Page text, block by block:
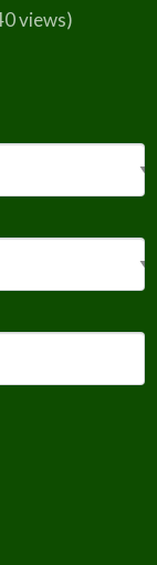
views)